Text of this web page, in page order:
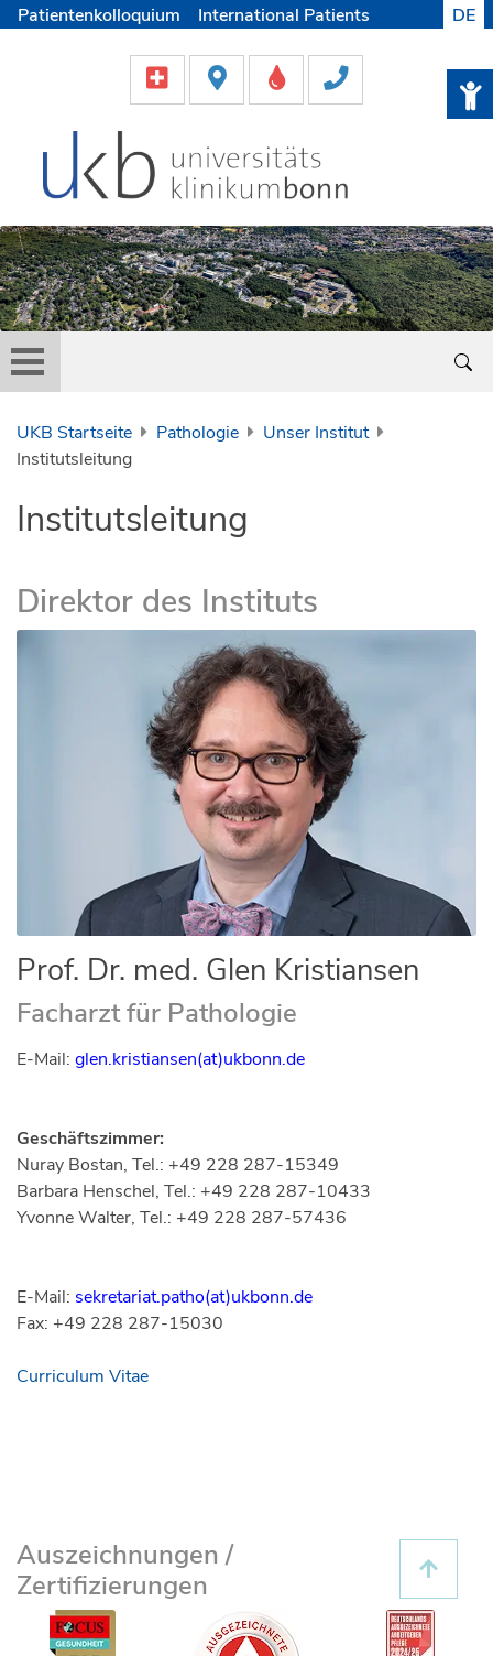
Patientenkolloquium
International Patients
Helfen & Spenden
Medien
DE
UKB Startseite Pathologie
Unser Institut
Institutsleitung
Institutsleitung
Direktor des Instituts
Prof. Dr. med. Glen Kristiansen
Facharzt für Pathologie
E-Mail: glen.kristiansen(at)ukbonn.de
Geschäftszimmer:
Nuray Bostan, Tel.: +49 228 287-15349
Barbara Henschel, Tel.: +49 228 287-10433
Yvonne Walter, Tel.: +49 228 287-57436
E-Mail: sekretariat.patho(at)ukbonn.de
Fax: +49 228 287-15030
Curriculum Vitae
Auszeichnungen /
Zertifizierungen